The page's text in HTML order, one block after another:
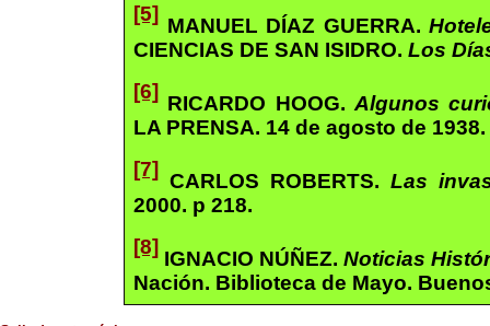
[5]
MANUEL DÍAZ GUERRA.
CIENCIAS DE SAN ISIDRO. Los
[6]
RICARDO HOOG. Algunos
LA PRENSA. 14 de agosto de 1938.
[7]
CARLOS ROBERTS.Las
2000. p 218.
[8]
IGNACIO NÚÑEZ. Noticias
Nación. Biblioteca de Mayo.